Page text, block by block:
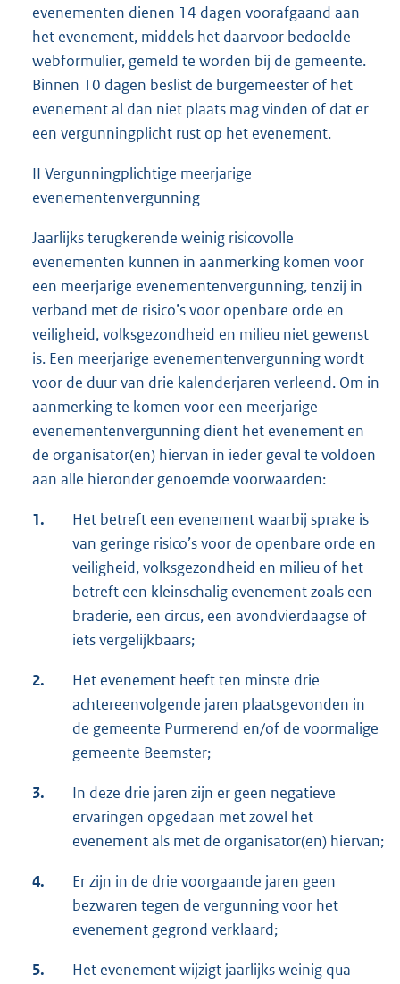
evenementen dienen 14 dagen voorafgaand aan
het evenement, middels het daarvoor bedoelde
webformulier, gemeld te worden bij de gemeente.
Binnen 10 dagen beslist de burgemeester of het
evenement al dan niet plaats mag vinden of dat er
een vergunningplicht rust op het evenement.
II Vergunningplichtige meerjarige
evenementenvergunning
Jaarlijks terugkerende weinig risicovolle
evenementen kunnen in aanmerking komen voor
een meerjarige evenementenvergunning, tenzij in
verband met de risico’s voor openbare orde en
veiligheid, volksgezondheid en milieu niet gewenst
is. Een meerjarige evenementenvergunning wordt
voor de duur van drie kalenderjaren verleend. Om in
aanmerking te komen voor een meerjarige
evenementenvergunning dient het evenement en
de organisator(en) hiervan in ieder geval te voldoen
aan alle hieronder genoemde voorwaarden:
1.
Het betreft een evenement waarbij sprake is
van geringe risico’s voor de openbare orde en
veiligheid, volksgezondheid en milieu of het
betreft een kleinschalig evenement zoals een
braderie, een circus, een avondvierdaagse of
iets vergelijkbaars;
2.
Het evenement heeft ten minste drie
achtereenvolgende jaren plaatsgevonden in
de gemeente Purmerend en/of de voormalige
gemeente Beemster;
3.
In deze drie jaren zijn er geen negatieve
ervaringen opgedaan met zowel het
evenement als met de organisator(en) hiervan;
4.
Er zijn in de drie voorgaande jaren geen
bezwaren tegen de vergunning voor het
evenement gegrond verklaard;
5. Het evenement wijzigt jaarlijks weinig qua